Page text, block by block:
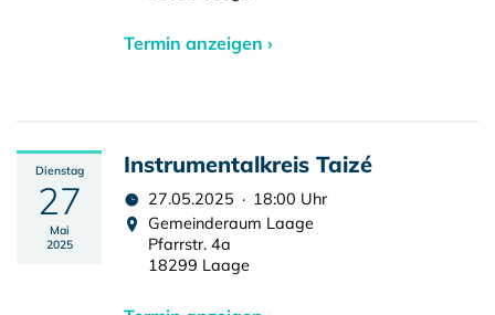
Termin anzeigen ›
Dienstag
27
Mai
2025
Instrumentalkreis Taizé
27.05.2025 · 18:00 Uhr
Gemeinderaum Laage
Pfarrstr. 4a
18299 Laage